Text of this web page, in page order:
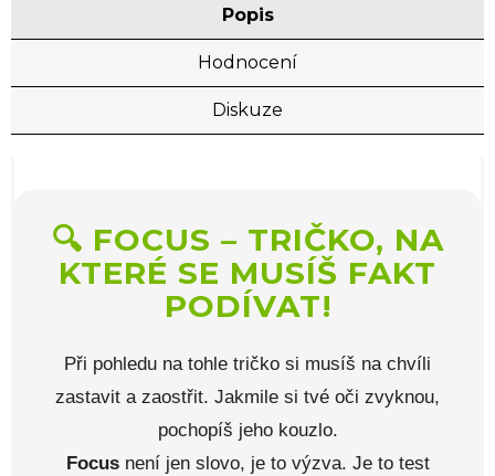
Popis
Hodnocení
Diskuze
🔍 FOCUS – TRIČKO, NA
KTERÉ SE MUSÍŠ FAKT
PODÍVAT!
Při pohledu na tohle tričko si musíš na chvíli
zastavit a zaostřit. Jakmile si tvé oči zvyknou,
pochopíš jeho kouzlo.
Focusnení jen slovo, je to výzva. Je to test